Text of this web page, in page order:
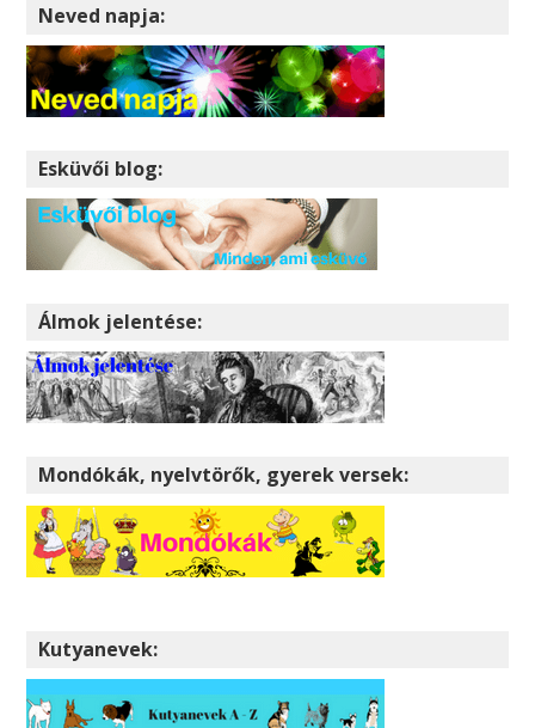
Neved napja:
Esküvői blog:
Álmok jelentése:
Mondókák, nyelvtörők, gyerek versek:
Kutyanevek: